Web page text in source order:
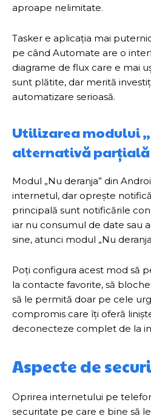
aproape nelimitate.
Tasker e aplicația mai
pe când Automate are o
diagrame de flux care e mai
sunt plătite, dar merită
automatizare serioasă.
Utilizarea modului
alternativă parțială
Modul „Nu deranja” din
internetul, dar oprește
principală sunt notificările
iar nu consumul de date sau
sine, atunci modul „Nu
Poți configura acest mod să
la contacte favorite, să
să le permită doar pe cele
compromis care îți oferă
deconecteze complet de la
Aspecte de
Oprirea internetului pe
securitate pe care e bine să